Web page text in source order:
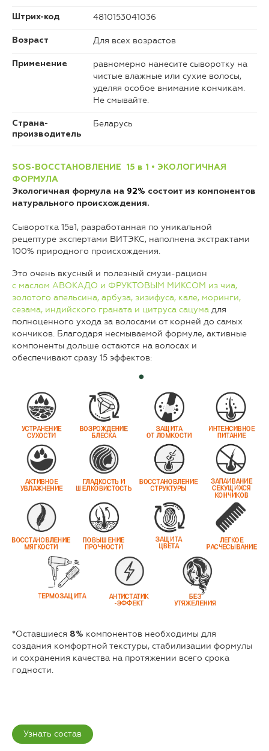
Штрих-код 4810153041036
Возраст Для всех возрастов
Применение
равномерно нанесите сыворотку на
чистые влажные или сухие волосы,
уделяя особое внимание кончикам.
Не смывайте.
Страна-
производитель
Беларусь
SOS-ВОССТАНОВЛЕНИЕ 15 в 1 • ЭКОЛОГИЧНАЯ
ФОРМУЛА
Экологичная формула на 92% состоит из компонентов
натурального происхождения.
Сыворотка 15в1, разработанная по уникальной
рецептуре экспертами ВИТЭКС, наполнена экстрактами
100% природного происхождения.
Это очень вкусный и полезный смузи-рацион
с маслом АВОКАДО и ФРУКТОВЫМ МИКСОМ из чиа,
золотого апельсина, арбуза, зизифуса, кале, моринги,
сезама, индийского граната и цитруса сацума для
полноценного ухода за волосами от корней до самых
кончиков. Благодаря несмываемой формуле, активные
компоненты дольше остаются на волосах и
обеспечивают сразу 15 эффектов:
*Оставшиеся 8% компонентов необходимы для
создания комфортной текстуры, стабилизации формулы
и сохранения качества на протяжении всего срока
годности.
Узнать состав